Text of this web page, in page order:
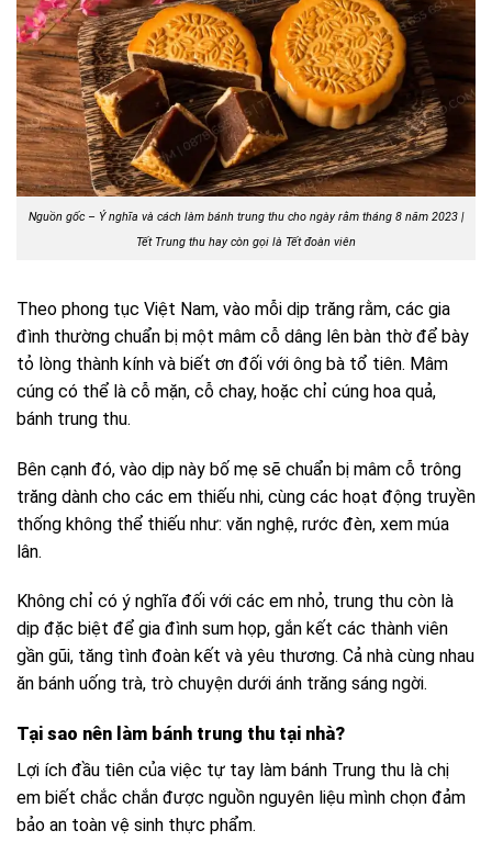
Nguồn gốc – Ý nghĩa và cách làm bánh trung thu cho ngày rằm tháng 8 năm 2023 |
Tết Trung thu hay còn gọi là Tết đoàn viên
Theo phong tục Việt Nam, vào mỗi dịp trăng rằm, các gia
đình thường chuẩn bị một mâm cỗ dâng lên bàn thờ để bày
tỏ lòng thành kính và biết ơn đối với ông bà tổ tiên. Mâm
cúng có thể là cỗ mặn, cỗ chay, hoặc chỉ cúng hoa quả,
bánh trung thu.
Bên cạnh đó, vào dịp này bố mẹ sẽ chuẩn bị mâm cỗ trông
trăng dành cho các em thiếu nhi, cùng các hoạt động truyền
thống không thể thiếu như: văn nghệ, rước đèn, xem múa
lân.
Không chỉ có ý nghĩa đối với các em nhỏ, trung thu còn là
dịp đặc biệt để gia đình sum họp, gắn kết các thành viên
gần gũi, tăng tình đoàn kết và yêu thương. Cả nhà cùng nhau
ăn bánh uống trà, trò chuyện dưới ánh trăng sáng ngời.
Tại sao nên làm bánh trung thu tại nhà?
Lợi ích đầu tiên của việc tự tay làm bánh Trung thu là chị
em biết chắc chắn được nguồn nguyên liệu mình chọn đảm
bảo an toàn vệ sinh thực phẩm.